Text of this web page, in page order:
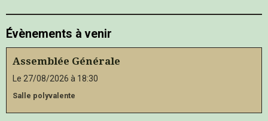
Évènements à venir
Assemblée Générale
Le 27/08/2026 à 18:30
Salle polyvalente